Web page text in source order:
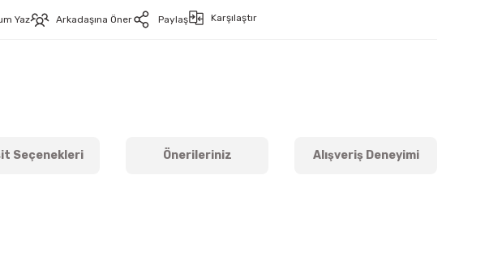
Yaz Arkadaşına Öner Paylaş Karşılaştır
Seçenekleri Önerileriniz Alışveriş Deneyimi